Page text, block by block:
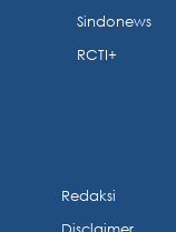
Sindonews
RCTI+
Redaksi